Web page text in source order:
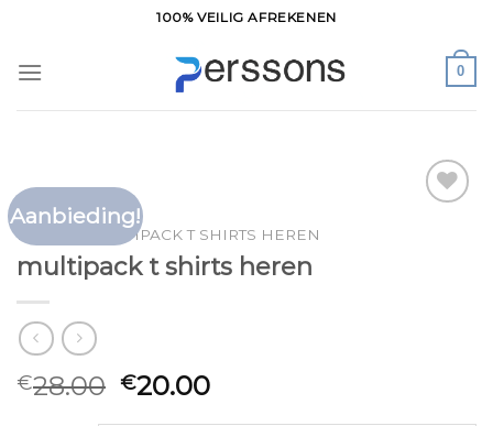
inhoud
100% VEILIG AFREKENEN
0
Aanbieding!
HOME MULTIPACK T SHIRTS HEREN
multipack t shirts heren
€28.00 €20.00